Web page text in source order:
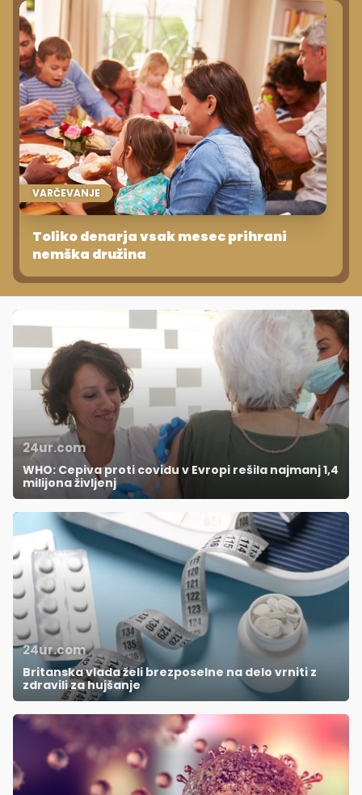
VARČEVANJE
Toliko denarja vsak mesec prihrani
nemška družina
24ur.com
WHO: Cepiva proti covidu v Evropi rešila najmanj 1,4
milijona življenj
24ur.com
Britanska vlada želi brezposelne na delo vrniti z
zdravili za hujšanje